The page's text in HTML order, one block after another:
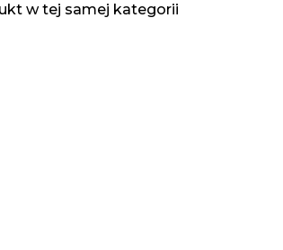
w tej samej kategorii